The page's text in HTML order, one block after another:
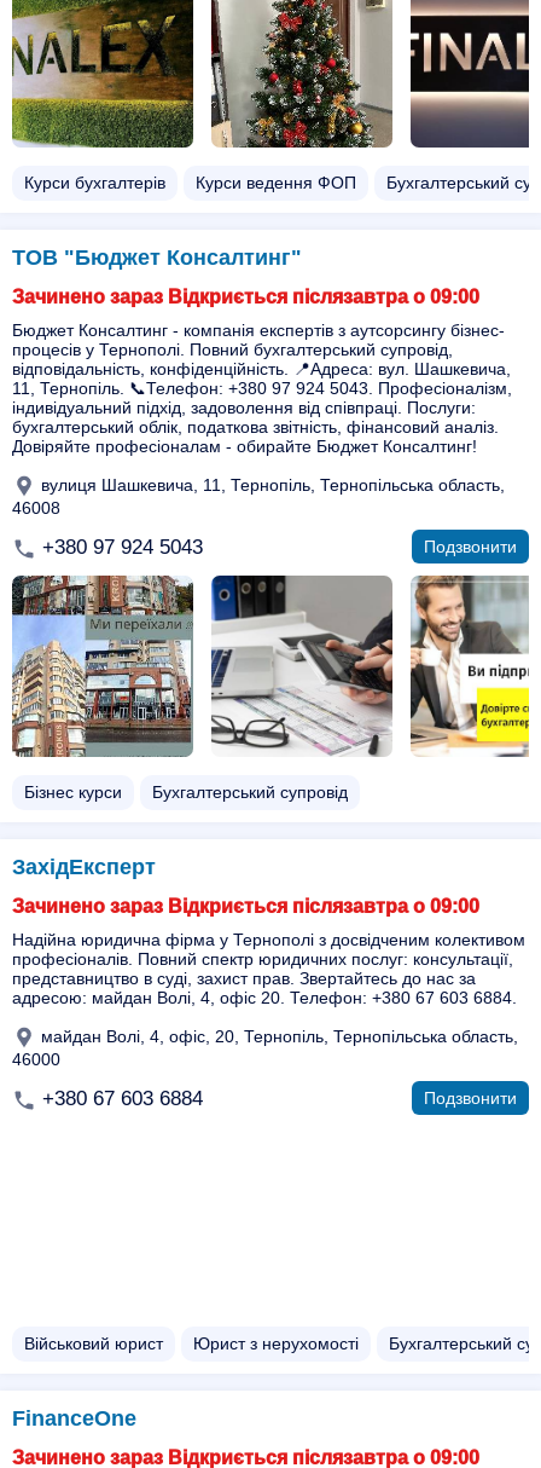
Курси бухгалтерів Курси ведення ФОП Бухгалтерський
ТОВ "Бюджет Консалтинг"
Зачинено зараз Відкриється післязавтра о 09:00
Бюджет Консалтинг - компанія експертів з аутсорсингу бізнес-
процесів у Тернополі. Повний бухгалтерський супровід,
відповідальність, конфіденційність. 📍Адреса: вул. Шашкевича,
11, Тернопіль. 📞Телефон: +380 97 924 5043. Професіоналізм,
індивідуальний підхід, задоволення від співпраці. Послуги:
бухгалтерський облік, податкова звітність, фінансовий аналіз.
Довіряйте професіоналам - обирайте Бюджет Консалтинг!
вулиця Шашкевича, 11, Тернопіль, Тернопільська область,
46008
+380 97 924 5043 Подзвонити
Бізнес курси Бухгалтерський супровід
ЗахідЕксперт
Зачинено зараз Відкриється післязавтра о 09:00
Надійна юридична фірма у Тернополі з досвідченим колективом
професіоналів. Повний спектр юридичних послуг: консультації,
представництво в суді, захист прав. Звертайтесь до нас за
адресою: майдан Волі, 4, офіс 20. Телефон: +380 67 603 6884.
майдан Волі, 4, офіс, 20, Тернопіль, Тернопільська область,
46000
+380 67 603 6884 Подзвонити
Військовий юрист Юрист з нерухомості Бухгалтерський
FinanceOne
Зачинено зараз Відкриється післязавтра о 09:00